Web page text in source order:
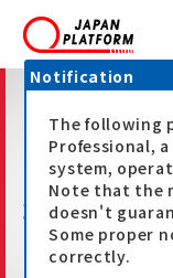
最新情報
Notification
The following
Professional,
system,
Note that the
doesn't
Some proper
correctly.